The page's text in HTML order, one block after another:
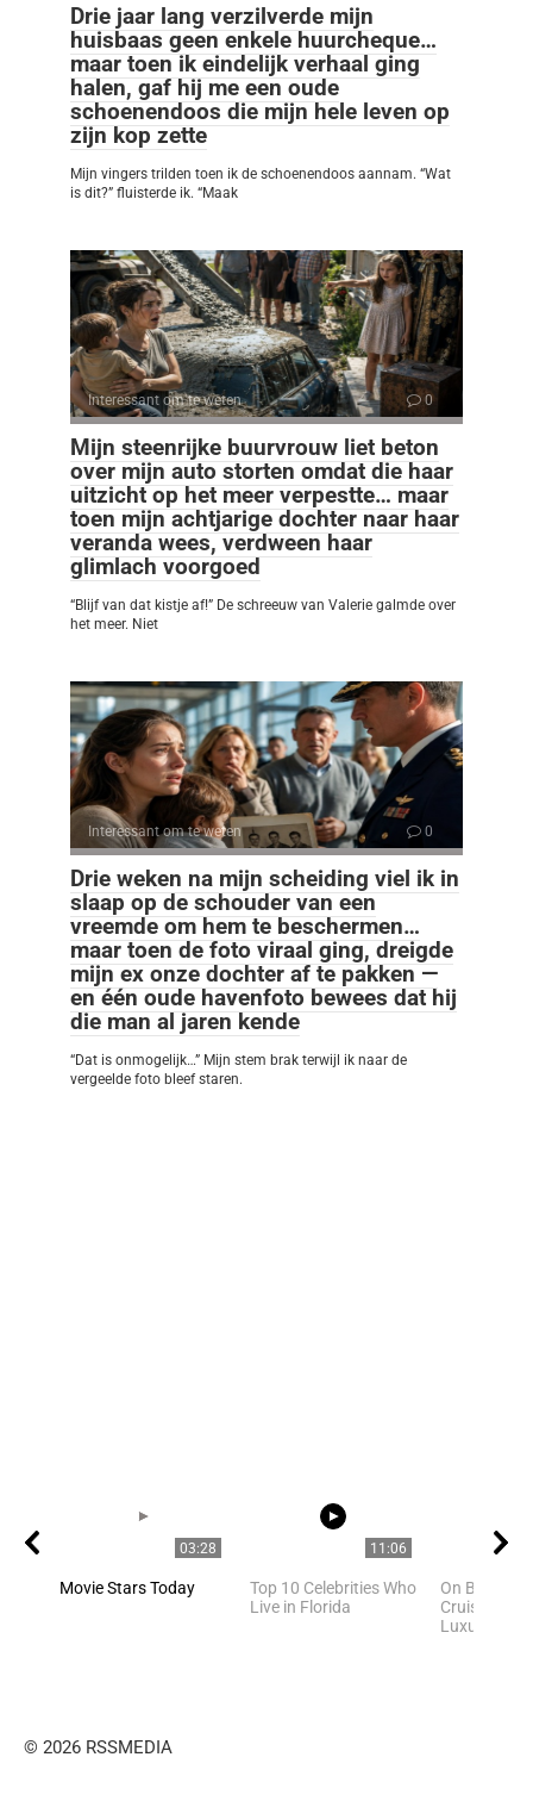
Drie jaar lang verzilverde mijn
huisbaas geen enkele huurcheque…
maar toen ik eindelijk verhaal ging
halen, gaf hij me een oude
schoenendoos die mijn hele leven op
zijn kop zette
Mijn vingers trilden toen ik de schoenendoos aannam. “Wat
is dit?” fluisterde ik. “Maak
Interessant om te weten 0
Mijn steenrijke buurvrouw liet beton
over mijn auto storten omdat die haar
uitzicht op het meer verpestte… maar
toen mijn achtjarige dochter naar haar
veranda wees, verdween haar
glimlach voorgoed
“Blijf van dat kistje af!” De schreeuw van Valerie galmde over
het meer. Niet
Interessant om te weten 0
Drie weken na mijn scheiding viel ik in
slaap op de schouder van een
vreemde om hem te beschermen…
maar toen de foto viraal ging, dreigde
mijn ex onze dochter af te pakken —
en één oude havenfoto bewees dat hij
die man al jaren kende
“Dat is onmogelijk…” Mijn stem brak terwijl ik naar de
vergeelde foto bleef staren.
03:28
Movie Stars Today
11:06
Top 10 Celebrities Who
Live in Florida
On Board
Cruises
Luxurious
© 2026 RSSMEDIA